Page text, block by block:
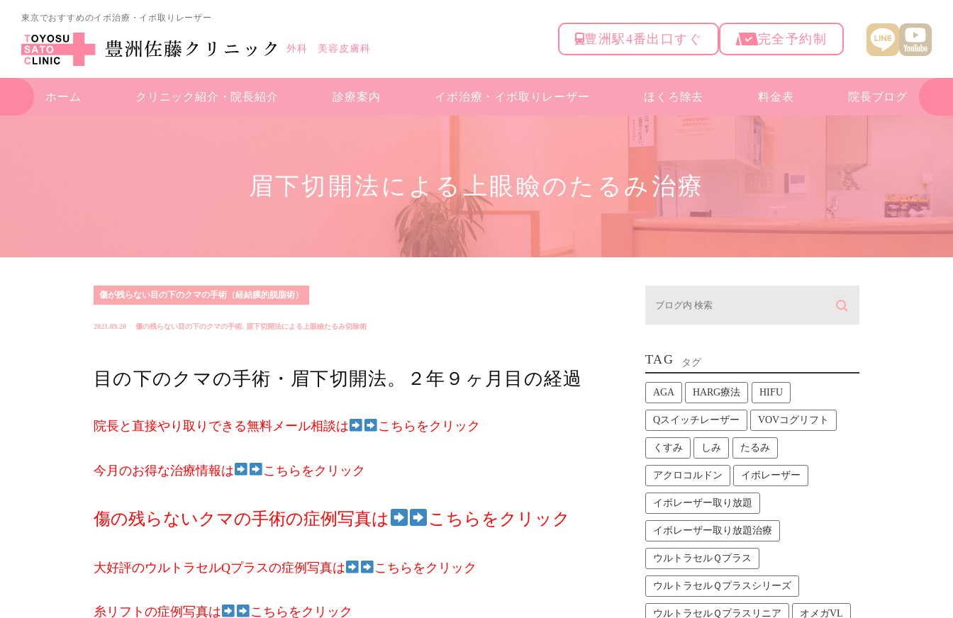
東京でおすすめのイボ治療・イボ取りレーザー
外科 美容皮膚科
豊洲駅4番出口すぐ 完全予約制
ホーム クリニック紹介・ 院長紹介 診療案内 イボ治療・ イボ取りレーザー ほくろ除去 料金表 院長ブログ
眉下切開法による上眼瞼のたるみ治療
傷が残らない目の下のクマの手術（経結膜的脱脂術）
2021.09.20 傷の残らない目の下のクマの手術, 眉下切開法による上眼瞼たるみ切除術
目の下のクマの手術・眉下切開法。２年９ヶ月目の経過
院長と直接やり取りできる無料メール相談は こちらをクリック
今月のお得な治療情報は こちらをクリック
傷の残らないクマの手術の症例写真は こちらをクリック
大好評のウルトラセルQプラスの症例写真は こちらをクリック
糸リフトの症例写真は こちらをクリック
TAG タグ
AGA HARG療法 HIFU
Qスイッチレーザー VOVコグリフト
くすみ しみ たるみ
アクロコルドン イボレーザー
イボレーザー取り放題
イボレーザー取り放題治療
ウルトラセルＱプラス
ウルトラセルＱプラスシリーズ
ウルトラセルＱプラスリニア オメガVL